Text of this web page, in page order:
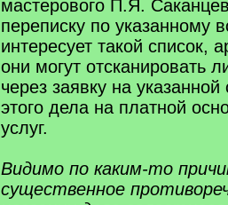
мастерового П.Я.
переписку по указанному
интересует такой список,
они могут отсканировать
через заявку на указанной
этого дела на платной
услуг.
Видимо по каким-то
существенное